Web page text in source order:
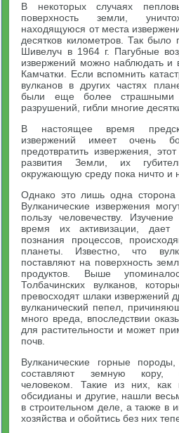
В некоторых случаях
поверхность земли,
находящуюся от места
десятков километров. Так было
Шивелуч в 1964 г. Пагубные
извержений можно наблюдать и
Камчатки. Если вспомнить
вулканов в других частях
были еще более
разрушений, гибли многие
В настоящее время
извержений имеет очень
предотвратить извержения,
развития Земли, их
окружающую среду пока ничто и
Однако это лишь одна сторона
Вулканические извержения
пользу человечеству.
время их активизации,
познания процессов,
планеты. Известно, что
поставляют на поверхность
продуктов. Выше
Толбачинских вулканов,
превосходят шлаки извержений
вулканический пепел,
много вреда, впоследствии
для растительности и может
почв.
Вулканические горные
составляют земную кору,
человеком. Такие из них, как
обсидианы и другие, нашли
в строительном деле, а также в
хозяйства и обойтись без них